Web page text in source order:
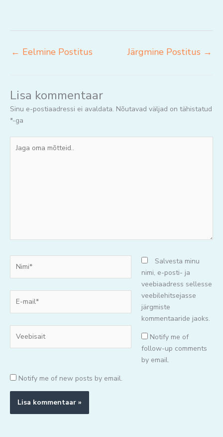
← Eelmine Postitus Järgmine Postitus →
Lisa kommentaar
Sinu e-postiaadressi ei avaldata. Nõutavad väljad on tähistatud
*-ga
oma
mail*
Salvesta minu
nimi, e-posti- ja
veebiaadress sellesse
veebilehitsejasse
järgmiste
kommentaaride jaoks.
Notify me of
follow-up comments
by email.
Notify me of new posts by email.